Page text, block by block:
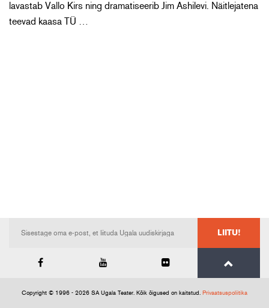
lavastab Vallo Kirs ning dramatiseerib Jim Ashilevi. Näitlejatena
teevad kaasa TÜ …
LIITU!
Copyright © 1996 - 2026 SA Ugala Teater. Kõik õigused on kaitstud. Privaatsuspoliitika